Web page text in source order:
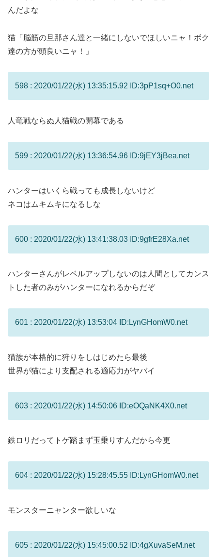
んだよな
猫「脳筋の旦那さん達と一緒にしないでほしいニャ！ボク
達の方が頭良いニャ！」
598 : 2020/01/22(水) 13:35:15.92 ID:3pP1sq+O0.net
人竜戦ならぬ人猫戦の開幕である
599 : 2020/01/22(水) 13:36:54.96 ID:9jEY3jBea.net
ハンターはいくら戦っても成長しないけど
ネコはムキムキになるしな
600 : 2020/01/22(水) 13:41:38.03 ID:9gfrE28Xa.net
ハンターさんがレベルアップしないのは人間としてカンス
トした者のみがハンターになれるからだぞ
601 : 2020/01/22(水) 13:53:04 ID:LynGHomW0.net
猫族が本格的に狩りをしはじめたら最後
世界が猫により支配される適応力がヤバイ
603 : 2020/01/22(水) 14:50:06 ID:eOQaNK4X0.net
鉄ロリだってトゲ踏まず玉乗りすんだから今更
604 : 2020/01/22(水) 15:28:45.55 ID:LynGHomW0.net
モンスターニャンター欲しいな
605 : 2020/01/22(水) 15:45:00.52 ID:4gXuvaSeM.net